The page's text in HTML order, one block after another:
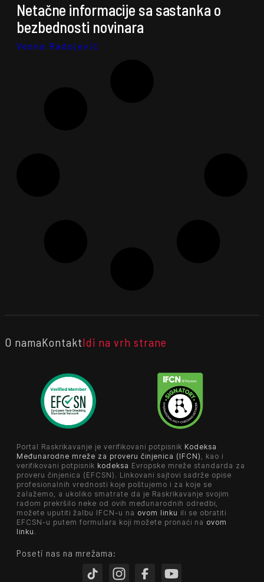
Netačne informacije sa sastanka o
bezbednosti novinara
Vesna Radojević
O namaKontaktIdi na vrh strane
Portal Raskrikavanje je verifikovani potpisnik Kodeksa
Međunarodne mreže za proveru činjenica (IFCN) , kao i
verifikovani potpisnik kodeksa Evropske mreže standarda za
proveru činjenica (EFCSN). Linkovani sajtovi sadrže opise
profesionalnih vrednosti koje poštujemo i za koje se
zalažemo, a ukoliko smatrate da je Raskrikavanje svojim
radom prekršilo neke od ovih međunarodnih odredbi,
možete uputiti žalbu IFCN-u na ovom linku ili se obratiti
EFCSN-u putem formulara koji možete pronaći na ovom
linku .
Poseti nas na mrežama: